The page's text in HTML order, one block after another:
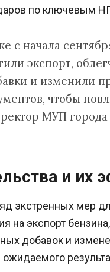
по ключевым
с начала
экспорт,
и изменили
чтобы
МУП
и их
экстренных мер
на экспорт
добавок и